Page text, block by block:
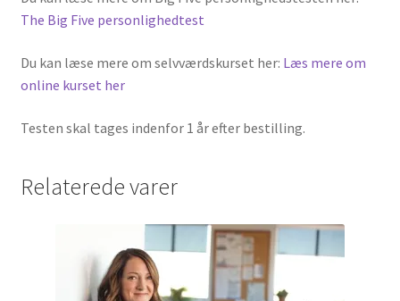
The Big Five personlighedtest
Du kan læse mere om selvværdskurset her: Læs mere om
online kurset her
Testen skal tages indenfor 1 år efter bestilling.
Relaterede varer